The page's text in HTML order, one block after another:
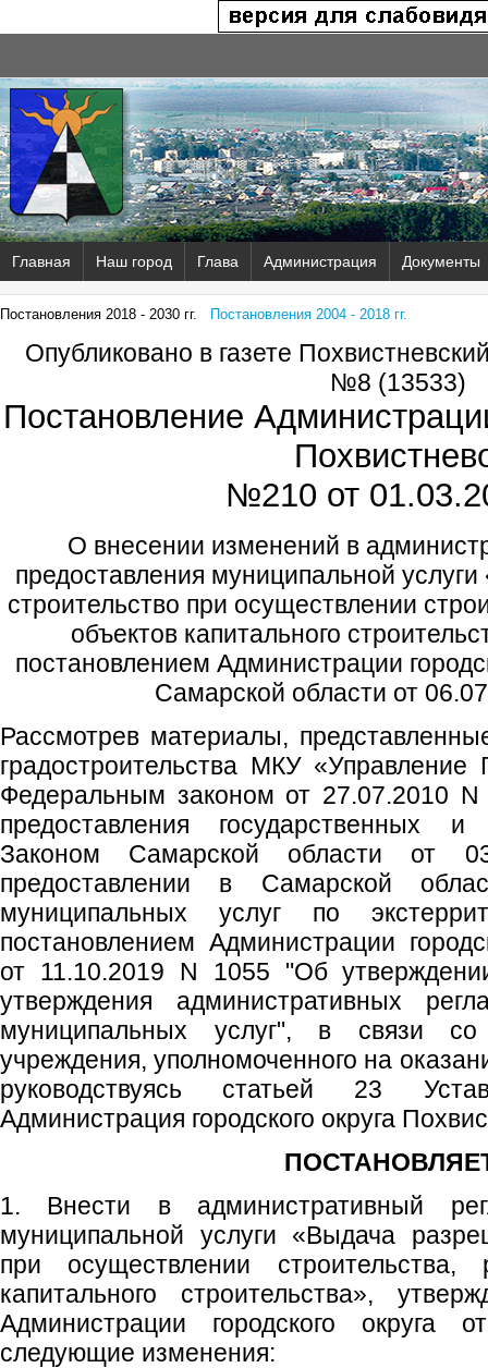
Главная Наш город Глава Администрация Документы
Постановления 2018 - 2030 гг. Постановления 2004 - 2018 гг.
Опубликовано в газете
№8 (13533)
Постановление
№210 от
О внесении изменений в
предоставления муниципальной
строительство при осуществлении
объектов капитального
постановлением Администрации
Самарской области от
Рассмотрев материалы,
градостроительства МКУ
Федеральным законом от 27.07.2010
предоставления государственных
Законом Самарской области от
предоставлении в Самарской
муниципальных услуг по
постановлением Администрации
от 11.10.2019 N 1055 "Об
утверждения административных
муниципальных услуг", в связи
учреждения, уполномоченного на
руководствуясь статьей 23
Администрация городского округа
1. Внести в административный
муниципальной услуги «Выдача
при осуществлении строительства,
капитального строительства»,
Администрации городского
следующие изменения: